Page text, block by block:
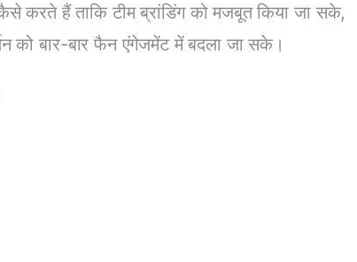
करते हैं ताकि टीम ब्रांडिंग को मजबूत किया जा सके,
को बार-बार फैन एंगेजमेंट में बदला जा सके।